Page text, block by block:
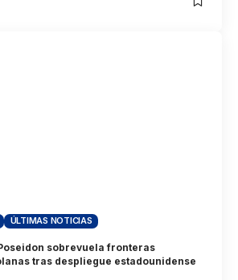
ÚLTIMAS NOTICIAS
sobrevuela fronteras
tras despliegue estadounidense